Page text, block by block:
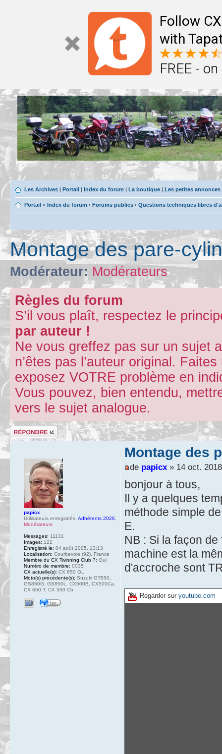
Follow
with
FREE -
Les Archives | Portail | Index du forum | La boutique | Les petites
Portail » Index du forum ‹ Forums publics ‹ Questions techniques libres
Montage des pare-
Modérateur: Modérateurs
Règles du forum
S’il vous plaît, respectez le
par auteur !
Ne vous greffez pas sur un sujet
n’êtes pas l’auteur original.
exposez VOTRE problème en
Vous pouvez, bien entendu,
vers le sujet analogue.
Répondre
Montage des
de papicx» 14 oct.
bonjour à tous,
Il y a quelques
méthode simple
E.
NB : Si la façon
machine est la
d'accroche sont
Regarder sur youtube.com
papicx
Utilisateurs enregistrés Adhérents 2026
Modérateurs
Messages: 11131
Images: 122
Enregistré le: 04 août 2005, 13:13
Localisation: Courbevoie (92), France
Membre du CX Twinning Club ?: Oui
Numéro de membre: 0035
CX actuelle(s): CX 650 GL
Moto(s) précédente(s): Suzuki GT550,
GS850G, GS850L, CX500B, CX500Ca,
CX 650 T, CX 500 Cb